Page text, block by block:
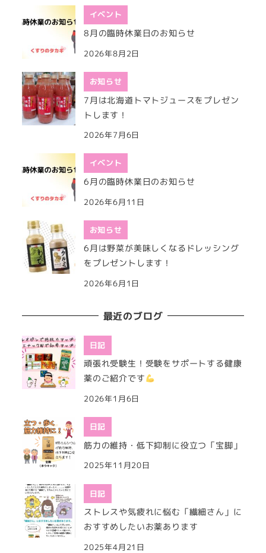
イベント
8月の臨時休業日のお知らせ
2026年8月2日
お知らせ
7月は北海道トマトジュースをプレゼン
トします！
2026年7月6日
イベント
6月の臨時休業日のお知らせ
2026年6月11日
お知らせ
6月は野菜が美味しくなるドレッシング
をプレゼントします！
2026年6月1日
最近のブログ
日記
頑張れ受験生！受験をサポートする健康
薬のご紹介です
2026年1月6日
日記
筋力の維持・低下抑制に役立つ「宝脚」
2025年11月20日
日記
ストレスや気疲れに悩む「繊細さん」に
おすすめしたいお薬あります
2025年4月21日